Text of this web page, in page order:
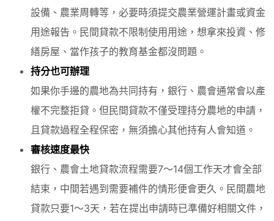
設備、農業周轉等，必要時須提交農業營運計畫或資金
用途報告。民間貸款不限制使用用途，想拿來投資、修
繕房屋、當作孩子的教育基金都沒問題。
持分也可辦理
如果你手邊的農地為共同持有，銀行、農會通常會以產
權不完整拒貸。但民間貸款不僅受理持分農地的申請，
且貸款過程全程保密，無須擔心其他持有人會知道。
審核速度最快
銀行、農會土地貸款流程需要7～14個工作天才會全部
結束，中間若遇到需要補件的情形便會更久。民間農地
貸款只要1～3天，若在提出申請時已準備好相關文件，